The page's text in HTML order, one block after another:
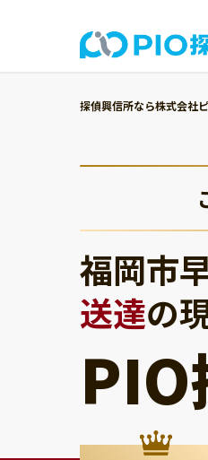
探偵興信所なら株式会社
福岡市
送達の